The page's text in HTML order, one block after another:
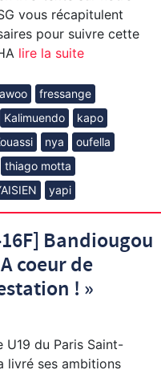
vous récapitulent
pour suivre cette
lire la suite
fressange
Kalimuendo
kapo
nya
oufella
thiago motta
yapi
Bandiougou
coeur de
! »
U19 du Paris Saint-
livré ses ambitions